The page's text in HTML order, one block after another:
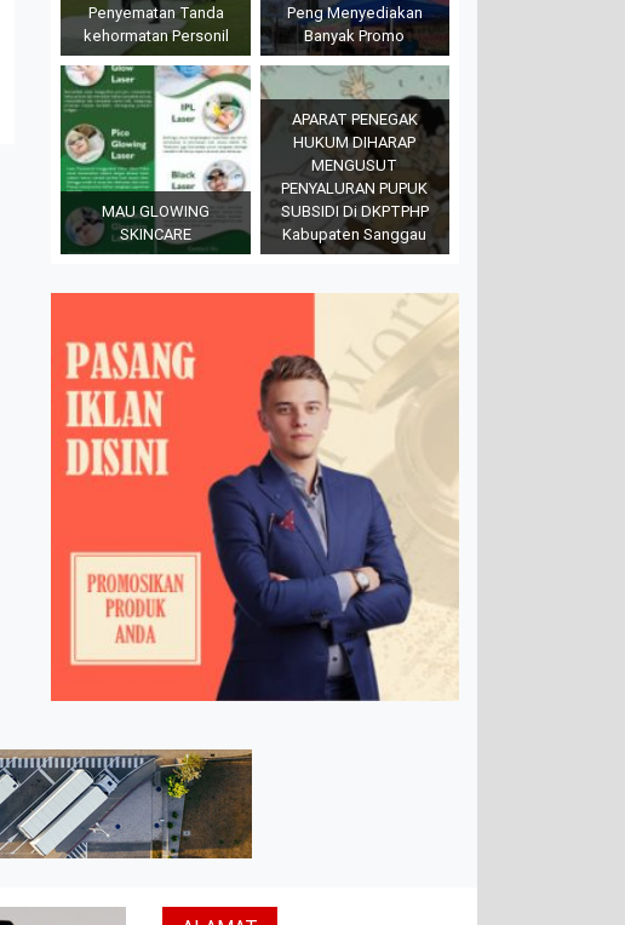
Penyematan Tanda
kehormatan Personil
Peng Menyediakan
Banyak Promo
MAU GLOWING
SKINCARE
APARAT PENEGAK
HUKUM DIHARAP
MENGUSUT
PENYALURAN PUPUK
SUBSIDI Di DKPTPHP
Kabupaten Sanggau